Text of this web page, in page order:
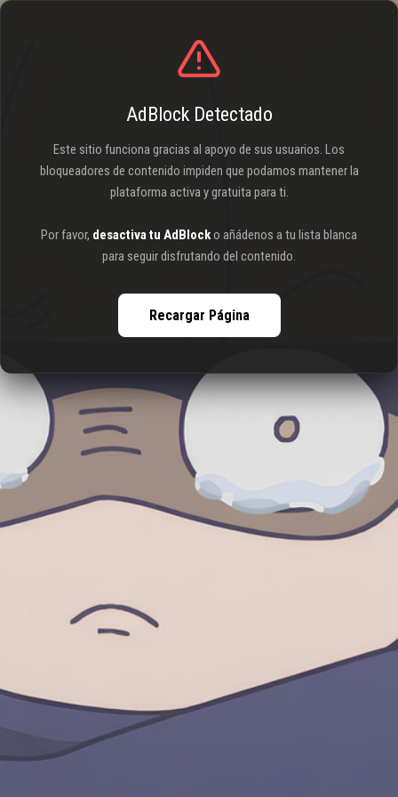
AdBlock Detectado
Este sitio funciona gracias al apoyo de sus usuarios. Los
bloqueadores de contenido impiden que podamos mantener la
plataforma activa y gratuita para ti.
Por favor, desactiva tu AdBlocko añádenos a tu lista blanca
para seguir disfrutando del contenido.
Recargar Página